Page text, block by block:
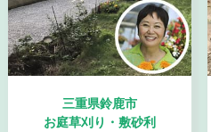
三重県鈴鹿市
お庭草刈り・敷砂利